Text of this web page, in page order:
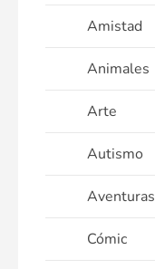
Amistad
Animales
Arte
Autismo
Aventuras
Cómic